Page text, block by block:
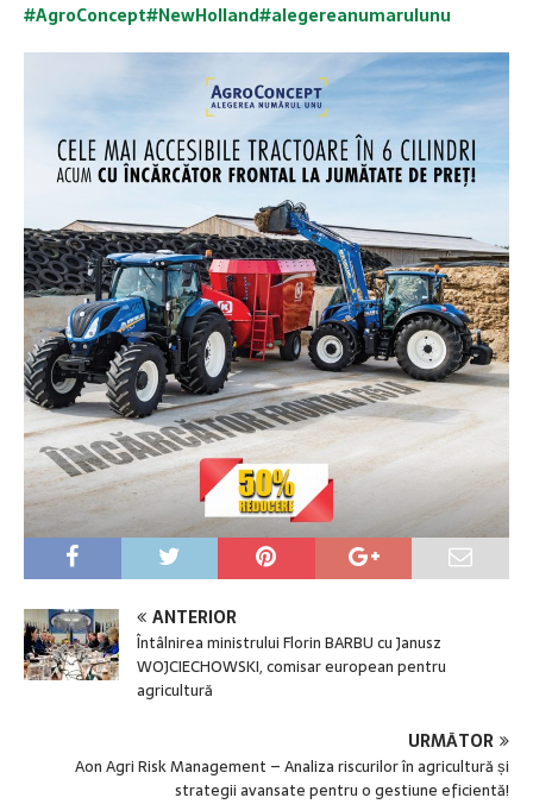
#AgroConcept#NewHolland#alegereanumarulunu
ANTERIOR
Întâlnirea ministrului Florin BARBU cu Janusz
WOJCIECHOWSKI, comisar european pentru
agricultură
URMĂTOR
Aon Agri Risk Management – Analiza riscurilor în agricultură și
strategii avansate pentru o gestiune eficientă!